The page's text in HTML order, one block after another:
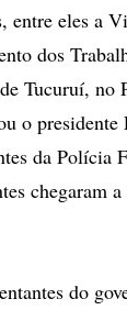
entre eles a
dos
Tucuruí, no
o
da Polícia
chegaram
do